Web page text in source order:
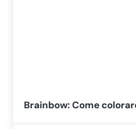
Brainbow: Come